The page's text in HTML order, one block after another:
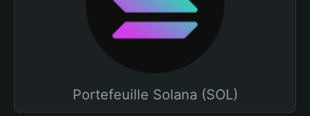
Portefeuille Solana (SOL)